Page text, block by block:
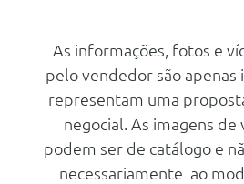
Pintura Metalizada - Preto
Saphire
Retirar Bmw Service Inclusive
Personal Esim
Velocimetro Em Km/H
Performance Control
Assistente De Conduçao
As informações, fotos e
pelo vendedor são apenas
representam uma
negocial. As imagens de
podem ser de catálogo e
necessariamente ao